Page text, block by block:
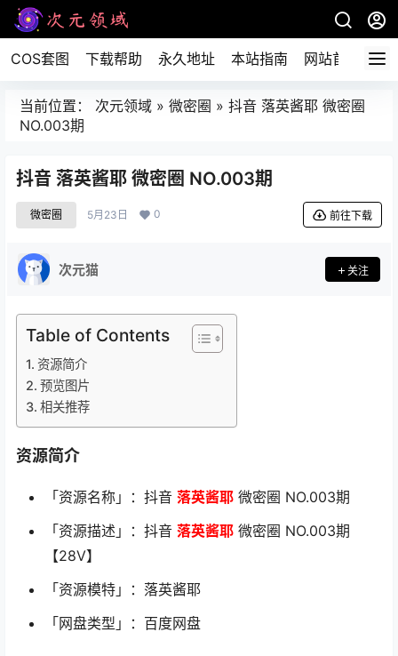
COS套图 下载帮助 永久地址 本站指南 网站首页
当前位置： 次元领域 » 微密圈 » 抖音 落英酱耶 微密圈
NO.003期
抖音 落英酱耶 微密圈 NO.003期
微密圈 5月23日 0 前往下载
次元猫 关注
Table of Contents
资源简介
预览图片
相关推荐
资源简介
「资源名称」：抖音 落英酱耶 微密圈 NO.003期
「资源描述」：抖音 落英酱耶 微密圈 NO.003期
【28V】
「资源模特」：落英酱耶
「网盘类型」：百度网盘